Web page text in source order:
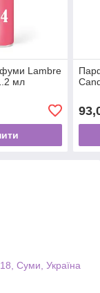
Lаmbre
мл
Суми, Україна